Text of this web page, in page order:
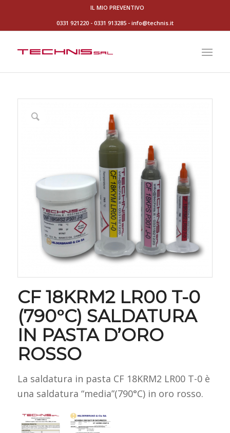
IL MIO PREVENTIVO
0331 921220- 0331 913285- info@technis.it
CF 18KRM2 LR00 T-0
(790°C) SALDATURA
IN PASTA D’ORO
ROSSO
La saldatura in pasta CF 18KRM2 LR00 T-0 è
una saldatura “media”(790°C) in oro rosso.